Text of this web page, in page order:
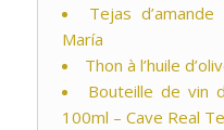
Tejas
María
Thon à l’huile
Bouteille de vin
100ml – Cave Real